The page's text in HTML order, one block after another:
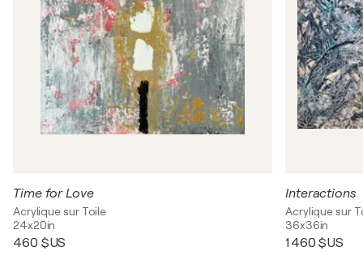
Time for Love
Acrylique sur Toile
24x20in
460 $US
Interactions
Acrylique sur
36x36in
1 460 $US